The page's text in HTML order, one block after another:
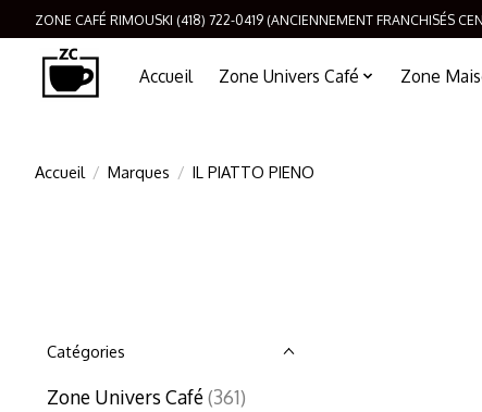
ZONE CAFÉ RIMOUSKI (418) 722-0419 (ANCIENNEMENT FRANCHISÉS
Accueil Zone Univers Café Zone
Accueil / Marques / IL PIATTO PIENO
Catégories
Zone Univers Café(361)